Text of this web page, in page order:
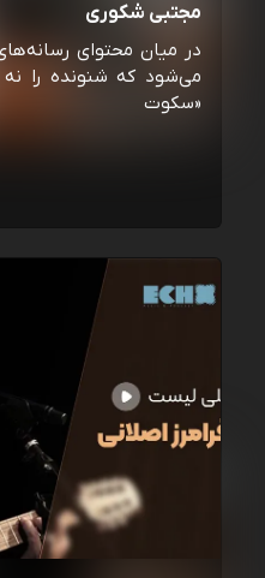
مجتبی شکوری
در میان محتوای
می‌شود که شنونده را
«سکوت